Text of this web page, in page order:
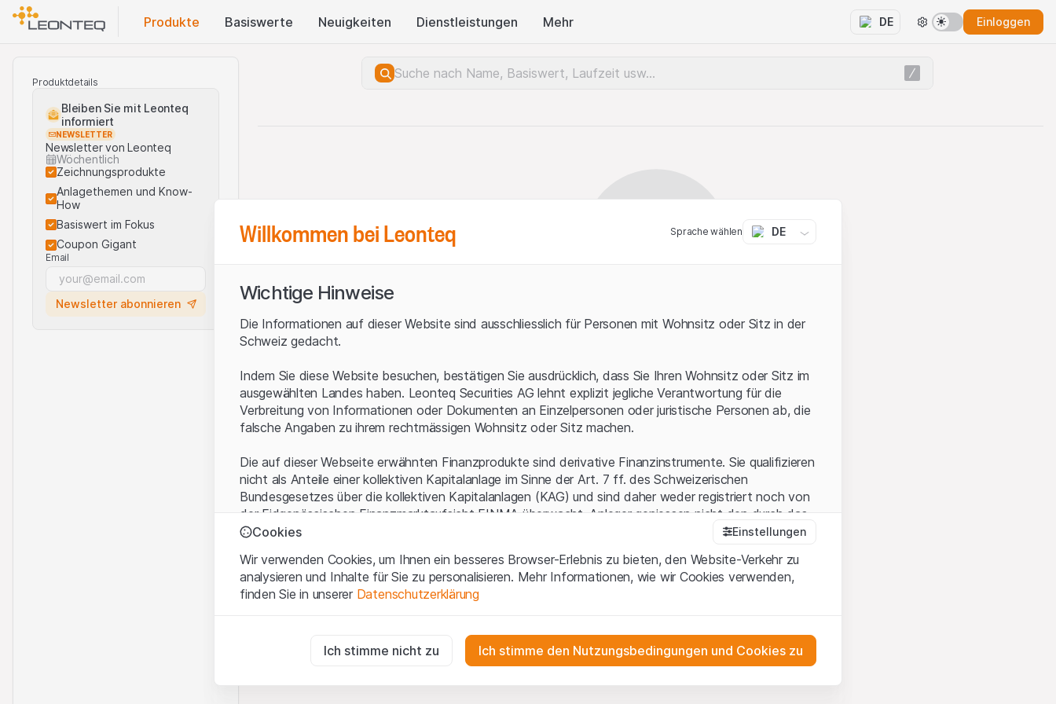
Produkte Basis​werte Neuigkeiten Dienstleistungen Mehr DE Einloggen
Produktdetails
Bleiben Sie mit Leonteq
informiert
NEWSLETTER
Newsletter von Leonteq
Wöchentlich
Zeichnungsprodukte
Anlagethemen und Know-
How
Basiswert im Fokus
Coupon Gigant
Email
Newsletter abonnieren
Willkommen bei Leonteq Sprache wählen DE
Wichtige Hinweise
Die Informationen auf dieser Website sind ausschliesslich für Personen mit Wohnsitz oder Sitz in der
Schweiz gedacht.
Indem Sie diese Website besuchen, bestätigen Sie ausdrücklich, dass Sie Ihren Wohnsitz oder Sitz im
ausgewählten Landes haben. Leonteq Securities AG lehnt explizit jegliche Verantwortung für die
Verbreitung von Informationen oder Dokumenten an Einzelpersonen oder juristische Personen ab, die
falsche Angaben zu ihrem rechtmässigen Wohnsitz oder Sitz machen.
Die auf dieser Webseite erwähnten Finanzprodukte sind derivative Finanzinstrumente. Sie qualifizieren
nicht als Anteile einer kollektiven Kapitalanlage im Sinne der Art. 7 ff. des Schweizerischen
Bundesgesetzes über die kollektiven Kapitalanlagen (KAG) und sind daher weder registriert noch von
der Eidgenössischen Finanzmarktaufsicht FINMA überwacht. Anleger geniessen nicht den durch das
KAG vermittelten spezifischen Anlegerschutz.
Anwendungsbedingungen und rechtliche Informationen
Mit dem Zugriff auf diese Website der Leonteq Securities AG (die "Website") erklären Sie, dass Sie die
rechtlichen Informationen und die wichtigen Hinweise und
Sämtliche Immaterialgüterrechte (wie z.B. Urheber¬, Design¬ und Markenrechte) an dem auf der
Cookies Einstellungen
Wir verwenden Cookies, um Ihnen ein besseres Browser-Erlebnis zu bieten, den Website-Verkehr zu
analysieren und Inhalte für Sie zu personalisieren. Mehr Informationen, wie wir Cookies verwenden,
finden Sie in unserer Datenschutzerklärung
Diese Cookies sind für die Website erforderlich und können nicht deaktiviert werden.
Ich stimme nicht zu Ich stimme den Nutzungsbedingungen und Cookies zu